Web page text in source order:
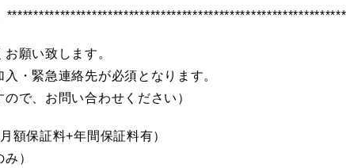
願い致します。
・緊急連絡先が必須となります。
で、お問い合わせください）
額保証料+年間保証料有）
）